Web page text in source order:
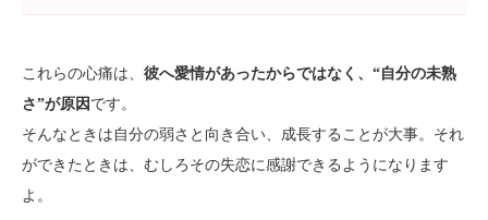
これらの心痛は、 彼へ愛情があったからではなく、“自分の未熟
さ”が原因 です。
そんなときは自分の弱さと向き合い、成長することが大事。それ
ができたときは、むしろその失恋に感謝できるようになります
よ。